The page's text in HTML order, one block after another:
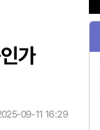
가
09-11 16:29